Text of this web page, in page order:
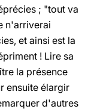
; "tout va
n'arriverai
et ainsi est la
! Lire sa
la présence
ensuite élargir
d'autres